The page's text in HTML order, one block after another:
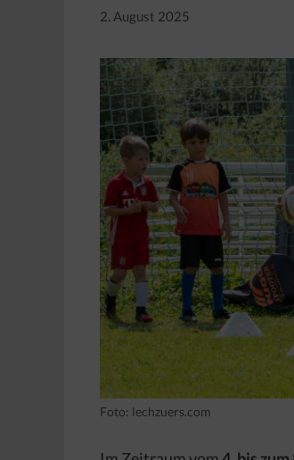
2. August 2025
Foto: lechzuers.com